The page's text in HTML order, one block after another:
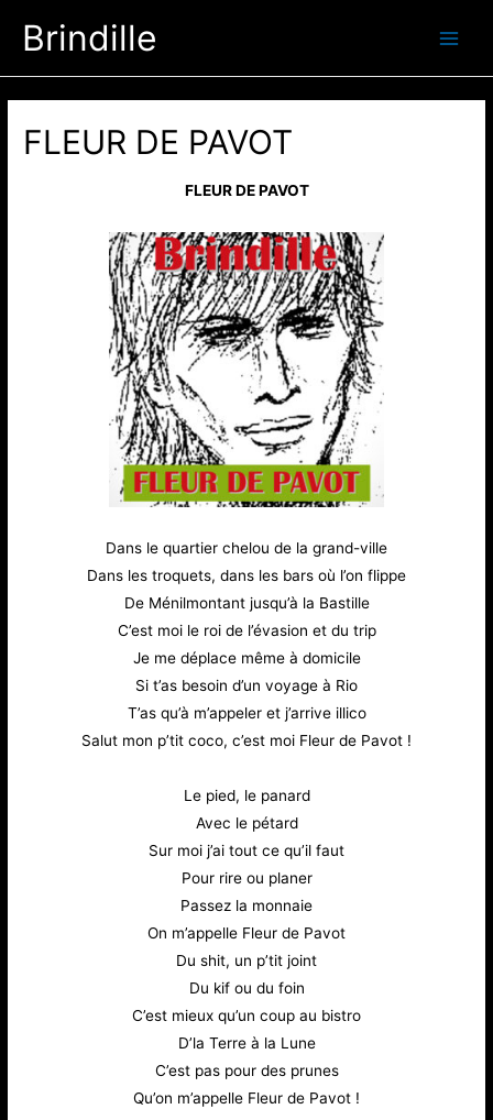
Brindille
FLEUR DE PAVOT
FLEUR DE PAVOT
Dans le quartier chelou de la grand-ville
Dans les troquets, dans les bars où l’on flippe
De Ménilmontant jusqu’à la Bastille
C’est moi le roi de l’évasion et du trip
Je me déplace même à domicile
Si t’as besoin d’un voyage à Rio
T’as qu’à m’appeler et j’arrive illico
Salut mon p’tit coco, c’est moi Fleur de Pavot !
Le pied, le panard
Avec le pétard
Sur moi j’ai tout ce qu’il faut
Pour rire ou planer
Passez la monnaie
On m’appelle Fleur de Pavot
Du shit, un p’tit joint
Du kif ou du foin
C’est mieux qu’un coup au bistro
D’la Terre à la Lune
C’est pas pour des prunes
Qu’on m’appelle Fleur de Pavot !